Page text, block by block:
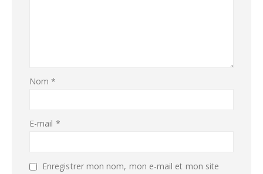
Nom*
E-mail *
Enregistrer mon nom, mon e-mail et mon site